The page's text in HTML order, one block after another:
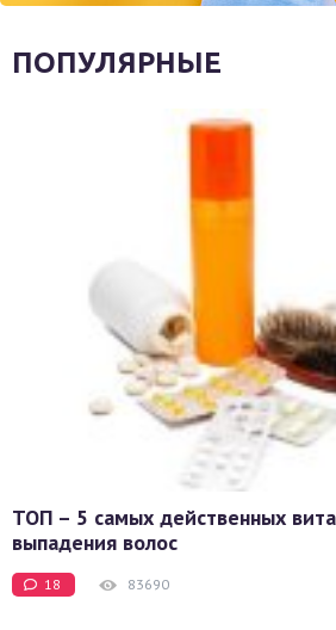
ПОПУЛЯРНЫЕ
ТОП – 5 самых действенных
выпадения волос
18 83690